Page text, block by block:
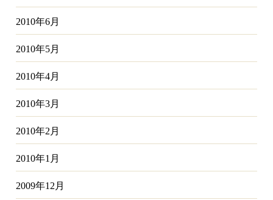
2010年6月
2010年5月
2010年4月
2010年3月
2010年2月
2010年1月
2009年12月